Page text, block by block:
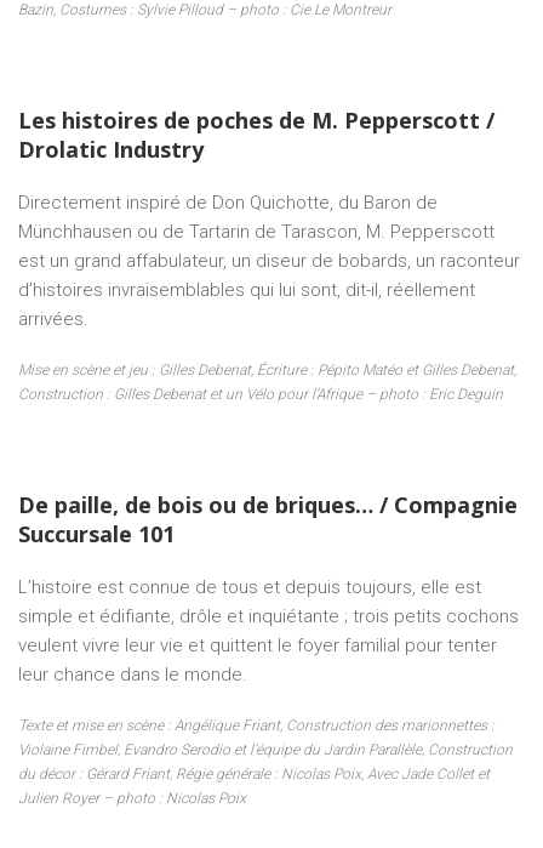
Bazin, Costumes : Sylvie Pilloud – photo : Cie Le Montreur
Les histoires de poches de M. Pepperscott /
Drolatic Industry
Directement inspiré de Don Quichotte, du Baron de
Münchhausen ou de Tartarin de Tarascon, M. Pepperscott
est un grand affabulateur, un diseur de bobards, un raconteur
d’histoires invraisemblables qui lui sont, dit-il, réellement
arrivées.
Mise en scène et jeu : Gilles Debenat, Écriture : Pépito Matéo et Gilles Debenat,
Construction : Gilles Debenat et un Vélo pour l’Afrique – photo : Eric Deguin
De paille, de bois ou de briques… / Compagnie
Succursale 101
L’histoire est connue de tous et depuis toujours, elle est
simple et édifiante, drôle et inquiétante ; trois petits cochons
veulent vivre leur vie et quittent le foyer familial pour tenter
leur chance dans le monde.
Texte et mise en scène : Angélique Friant, Construction des marionnettes :
Violaine Fimbel, Evandro Serodio et l’équipe du Jardin Parallèle, Construction
du décor : Gérard Friant, Régie générale : Nicolas Poix, Avec Jade Collet et
Julien Royer – photo : Nicolas Poix